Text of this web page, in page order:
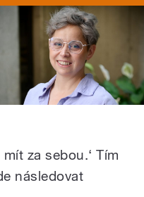
za sebou.‘ Tím
následovat